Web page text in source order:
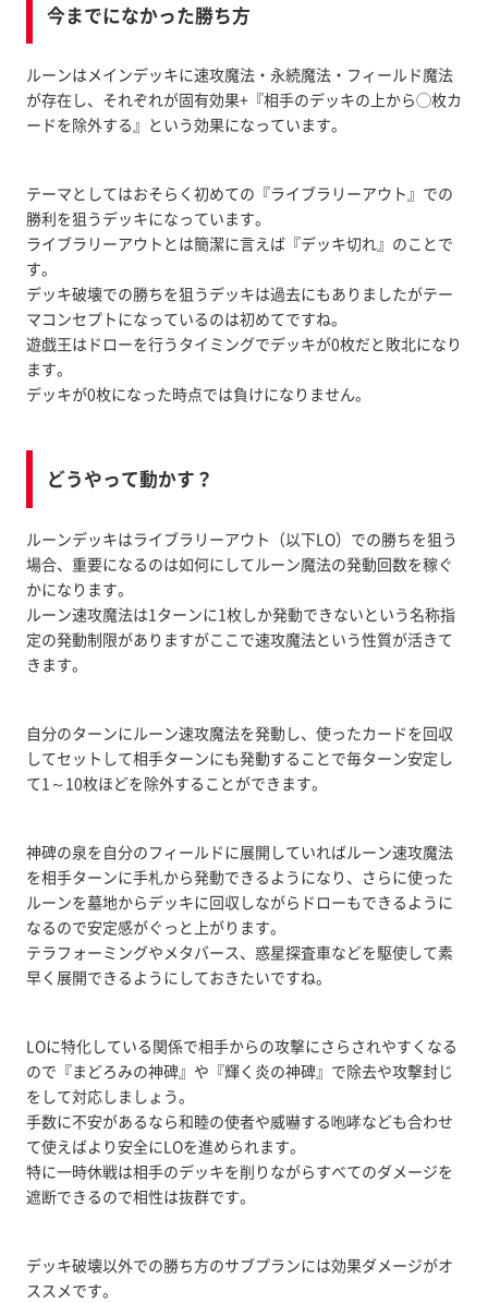
今までになかった勝ち方
ルーンはメインデッキに速攻魔法・永続魔法・フィールド魔法
が存在し、それぞれが固有効果+『相手のデッキの上から◯枚カ
ードを除外する』という効果になっています。
テーマとしてはおそらく初めての『ライブラリーアウト』での
勝利を狙うデッキになっています。
ライブラリーアウトとは簡潔に言えば『デッキ切れ』のことで
す。
デッキ破壊での勝ちを狙うデッキは過去にもありましたがテー
マコンセプトになっているのは初めてですね。
遊戯王はドローを行うタイミングでデッキが0枚だと敗北になり
ます。
デッキが0枚になった時点では負けになりません。
どうやって動かす？
ルーンデッキはライブラリーアウト（以下LO）での勝ちを狙う
場合、重要になるのは如何にしてルーン魔法の発動回数を稼ぐ
かになります。
ルーン速攻魔法は1ターンに1枚しか発動できないという名称指
定の発動制限がありますがここで速攻魔法という性質が活きて
きます。
自分のターンにルーン速攻魔法を発動し、使ったカードを回収
してセットして相手ターンにも発動することで毎ターン安定し
て1～10枚ほどを除外することができます。
神碑の泉を自分のフィールドに展開していればルーン速攻魔法
を相手ターンに手札から発動できるようになり、さらに使った
ルーンを墓地からデッキに回収しながらドローもできるように
なるので安定感がぐっと上がります。
テラフォーミングやメタバース、惑星探査車などを駆使して素
早く展開できるようにしておきたいですね。
LOに特化している関係で相手からの攻撃にさらされやすくなる
ので『まどろみの神碑』や『輝く炎の神碑』で除去や攻撃封じ
をして対応しましょう。
手数に不安があるなら和睦の使者や威嚇する咆哮なども合わせ
て使えばより安全にLOを進められます。
特に一時休戦は相手のデッキを削りながらすべてのダメージを
遮断できるので相性は抜群です。
デッキ破壊以外での勝ち方のサブプランには効果ダメージがオ
ススメです。